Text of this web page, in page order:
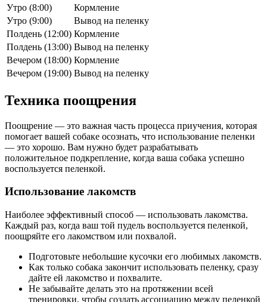
Утро (8:00)
Кормление
Утро (9:00)
Вывод на пеленку
Полдень (12:00) Кормление
Полдень (13:00) Вывод на пеленку
Вечером (18:00) Кормление
Вечером (19:00) Вывод на пеленку
Техника поощрения
Поощрение — это важная часть процесса приучения, которая
помогает вашей собаке осознать, что использование пеленки
— это хорошо. Вам нужно будет разрабатывать
положительное подкрепление, когда ваша собака успешно
воспользуется пеленкой.
Использование лакомств
Наиболее эффективный способ — использовать лакомства.
Каждый раз, когда ваш той пудель воспользуется пеленкой,
поощряйте его лакомством или похвалой.
Подготовьте небольшие кусочки его любимых лакомств.
Как только собака закончит использовать пеленку, сразу
дайте ей лакомство и похвалите.
Не забывайте делать это на протяжении всей
тренировки, чтобы создать ассоциацию между пеленкой